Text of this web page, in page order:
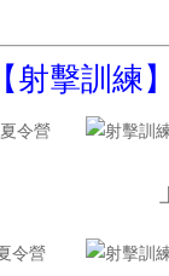
【射擊訓練